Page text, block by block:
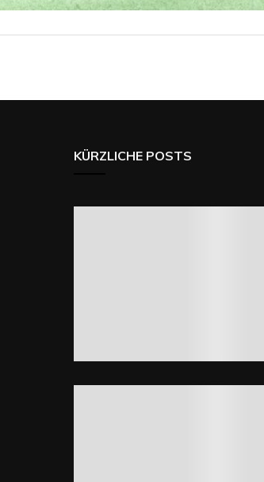
KÜRZLICHE POSTS